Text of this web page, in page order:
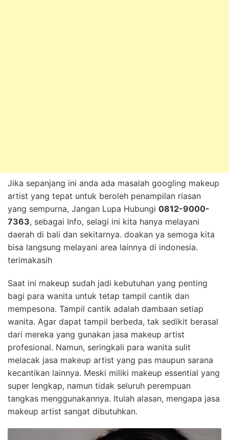
Jika sepanjang ini anda ada masalah googling makeup
artist yang tepat untuk beroleh penampilan riasan
yang sempurna, Jangan Lupa Hubungi 0812-9000-
7363, sebagai Info, selagi ini kita hanya melayani
daerah di bali dan sekitarnya. doakan ya semoga kita
bisa langsung melayani area lainnya di indonesia.
terimakasih
Saat ini makeup sudah jadi kebutuhan yang penting
bagi para wanita untuk tetap tampil cantik dan
mempesona. Tampil cantik adalah dambaan setiap
wanita. Agar dapat tampil berbeda, tak sedikit berasal
dari mereka yang gunakan jasa makeup artist
profesional. Namun, seringkali para wanita sulit
melacak jasa makeup artist yang pas maupun sarana
kecantikan lainnya. Meski miliki makeup essential yang
super lengkap, namun tidak seluruh perempuan
tangkas menggunakannya. Itulah alasan, mengapa jasa
makeup artist sangat dibutuhkan.